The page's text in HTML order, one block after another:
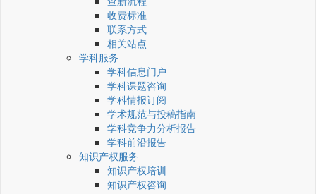
收费标准
联系方式
相关站点
学科服务
学科信息门户
学科课题咨询
学科情报订阅
学术规范与投稿指南
学科竞争力分析报告
学科前沿报告
知识产权服务
知识产权培训
知识产权咨询